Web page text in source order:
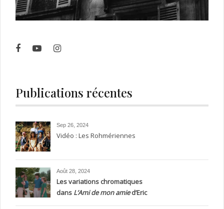
Publications récentes
Sep 26, 2024
Vidéo : Les Rohmériennes
Août 28, 2024
Les variations chromatiques
dans L’Ami de mon amied’Eric
Rohmer, entre silence et